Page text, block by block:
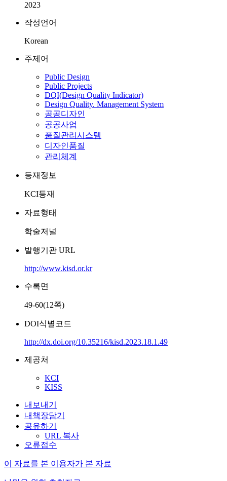
2023
작성언어
Korean
주제어
Public Design
Public Projects
DQI(Design Quality Indicator)
Design Quality. Management System
공공디자인
공공사업
품질관리시스템
디자인품질
관리체계
등재정보
KCI등재
자료형태
학술저널
발행기관 URL
http://www.kisd.or.kr
수록면
49-60(12쪽)
DOI식별코드
http://dx.doi.org/10.35216/kisd.2023.18.1.49
제공처
KCI
KISS
내보내기
내책장담기
공유하기
URL 복사
오류접수
이 자료를 본 이용자가 본 자료